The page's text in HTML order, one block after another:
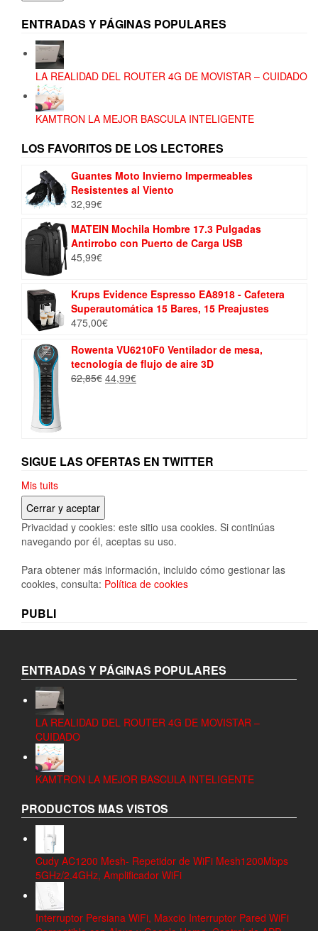
ENTRADAS Y PÁGINAS POPULARES
LA REALIDAD DEL ROUTER 4G DE MOVISTAR – CUIDADO
KAMTRON LA MEJOR BASCULA INTELIGENTE
LOS FAVORITOS DE LOS LECTORES
Guantes Moto Invierno Impermeables
Resistentes al Viento
32,99€
MATEIN Mochila Hombre 17.3 Pulgadas
Antirrobo con Puerto de Carga USB
45,99€
Krups Evidence Espresso EA8918 - Cafetera
Superautomática 15 Bares, 15 Preajustes
475,00€
Rowenta VU6210F0 Ventilador de mesa,
tecnología de flujo de aire 3D
62,85€ El
44,99€El
SIGUE LAS OFERTAS EN TWITTER
Mis tuits
Privacidad y cookies: este sitio usa cookies. Si continúas
navegando por él, aceptas su uso.
Para obtener más información, incluido cómo gestionar las
cookies, consulta: Política de cookies
PUBLI
ENTRADAS Y PÁGINAS POPULARES
LA REALIDAD DEL ROUTER 4G DE MOVISTAR –
CUIDADO
KAMTRON LA MEJOR BASCULA INTELIGENTE
PRODUCTOS MAS VISTOS
Cudy AC1200 Mesh- Repetidor de WiFi Mesh1200Mbps
5GHz/2.4GHz, Amplificador WiFi
Interruptor Persiana WiFi, Maxcio Interruptor Pared WiFi